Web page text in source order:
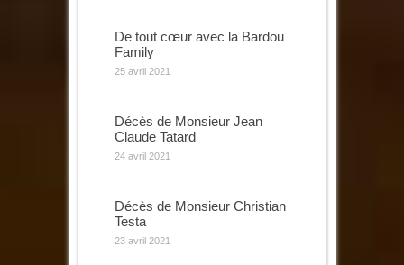
De tout cœur avec la Bardou
Family
25 avril 2021
Décès de Monsieur Jean
Claude Tatard
24 avril 2021
Décès de Monsieur Christian
Testa
23 avril 2021